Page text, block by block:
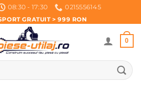
08:30 - 17:30
0215556145
GRATUIT > 999 RON
0